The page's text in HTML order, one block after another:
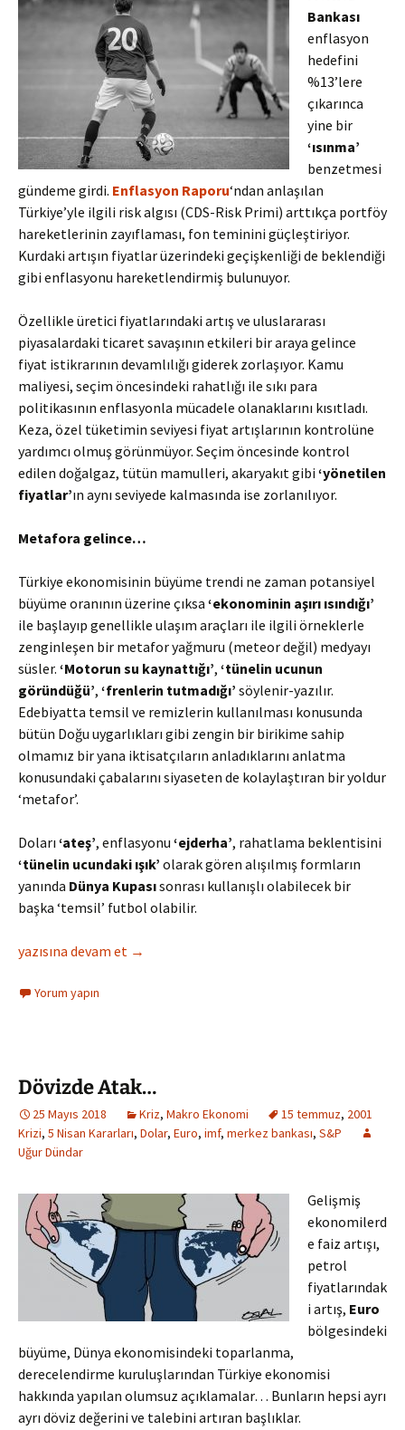
Bankası
enflasyon
hedefini
%13’lere
çıkarınca
yine bir
‘ısınma’
benzetmesi
gündeme girdi. Enflasyon Raporu‘ndan anlaşılan
Türkiye’yle ilgili risk algısı (CDS-Risk Primi) arttıkça portföy
hareketlerinin zayıflaması, fon teminini güçleştiriyor.
Kurdaki artışın fiyatlar üzerindeki geçişkenliği de beklendiği
gibi enflasyonu hareketlendirmiş bulunuyor.
Özellikle üretici fiyatlarındaki artış ve uluslararası
piyasalardaki ticaret savaşının etkileri bir araya gelince
fiyat istikrarının devamlılığı giderek zorlaşıyor. Kamu
maliyesi, seçim öncesindeki rahatlığı ile sıkı para
politikasının enflasyonla mücadele olanaklarını kısıtladı.
Keza, özel tüketimin seviyesi fiyat artışlarının kontrolüne
yardımcı olmuş görünmüyor. Seçim öncesinde kontrol
edilen doğalgaz, tütün mamulleri, akaryakıt gibi ‘yönetilen
fiyatlar’ın aynı seviyede kalmasında ise zorlanılıyor.
Metafora gelince…
Türkiye ekonomisinin büyüme trendi ne zaman potansiyel
büyüme oranının üzerine çıksa ‘ekonominin aşırı ısındığı’
ile başlayıp genellikle ulaşım araçları ile ilgili örneklerle
zenginleşen bir metafor yağmuru (meteor değil) medyayı
süsler. ‘Motorun su kaynattığı’, ‘tünelin ucunun
göründüğü’, ‘frenlerin tutmadığı’ söylenir-yazılır.
Edebiyatta temsil ve remizlerin kullanılması konusunda
bütün Doğu uygarlıkları gibi zengin bir birikime sahip
olmamız bir yana iktisatçıların anladıklarını anlatma
konusundaki çabalarını siyaseten de kolaylaştıran bir yoldur
‘metafor’.
Doları ‘ateş’, enflasyonu ‘ejderha’, rahatlama beklentisini
‘tünelin ucundaki ışık’ olarak gören alışılmış formların
yanında Dünya Kupasısonrası kullanışlı olabilecek bir
başka ‘temsil’ futbol olabilir.
Ekonomide Metafor Yağmuru
yazısına devam et →
Yorum yapın
Dövizde Atak…
25 Mayıs 2018 Kriz, Makro Ekonomi 15 temmuz, 2001
Krizi, 5 Nisan Kararları, Dolar, Euro, imf, merkez bankası, S&P
Uğur Dündar
Gelişmiş
ekonomilerd
e faiz artışı,
petrol
fiyatlarındak
i artış, Euro
bölgesindeki
büyüme, Dünya ekonomisindeki toparlanma,
derecelendirme kuruluşlarından Türkiye ekonomisi
hakkında yapılan olumsuz açıklamalar… Bunların hepsi ayrı
ayrı döviz değerini ve talebini artıran başlıklar.